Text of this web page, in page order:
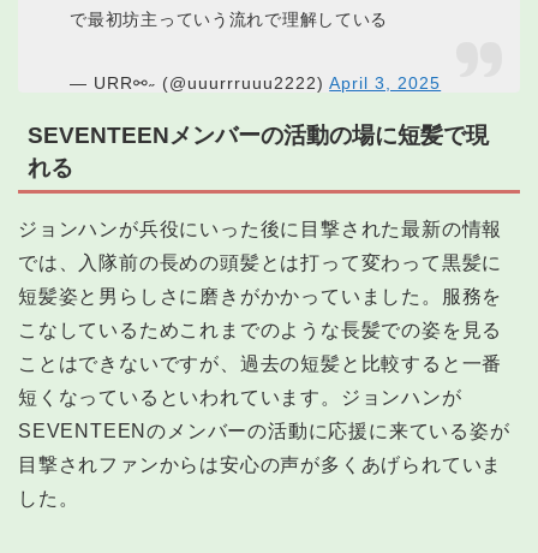
で最初坊主っていう流れで理解している
— URR⚯˶ (@uuurrruuu2222)April 3, 2025
SEVENTEENメンバーの活動の場に短髪で現
れる
ジョンハンが兵役にいった後に目撃された最新の情報
では、入隊前の長めの頭髪とは打って変わって黒髪に
短髪姿と男らしさに磨きがかかっていました。服務を
こなしているためこれまでのような長髪での姿を見る
ことはできないですが、過去の短髪と比較すると一番
短くなっているといわれています。ジョンハンが
SEVENTEENのメンバーの活動に応援に来ている姿が
目撃されファンからは安心の声が多くあげられていま
した。